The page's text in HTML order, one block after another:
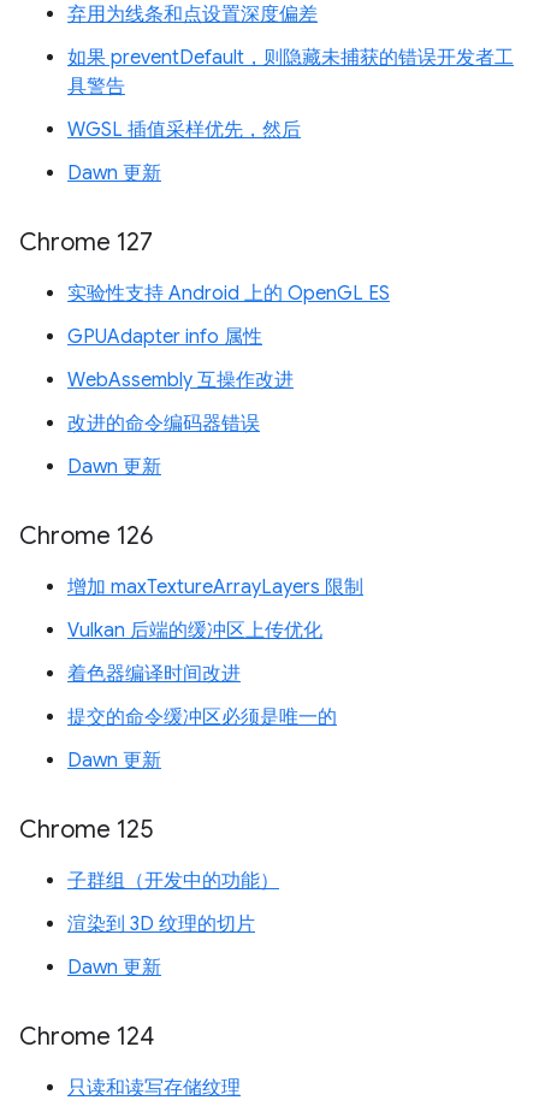
弃用为线条和点设置深度偏差
如果 preventDefault，则隐藏未捕获的错误开发者工
具警告
WGSL 插值采样优先，然后
Dawn 更新
Chrome 127
实验性支持 Android 上的 OpenGL ES
GPUAdapter info 属性
WebAssembly 互操作改进
改进的命令编码器错误
Dawn 更新
Chrome 126
增加 maxTextureArrayLayers 限制
Vulkan 后端的缓冲区上传优化
着色器编译时间改进
提交的命令缓冲区必须是唯一的
Dawn 更新
Chrome 125
子群组（开发中的功能）
渲染到 3D 纹理的切片
Dawn 更新
Chrome 124
只读和读写存储纹理